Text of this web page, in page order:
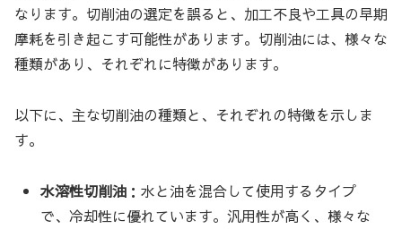
なります。切削油の選定を誤ると、加工不良や工具の早期
摩耗を引き起こす可能性があります。切削油には、様々な
種類があり、それぞれに特徴があります。
以下に、主な切削油の種類と、それぞれの特徴を示しま
す。
水溶性切削油 ：水と油を混合して使用するタイプ
で、冷却性に優れています。汎用性が高く、様々な